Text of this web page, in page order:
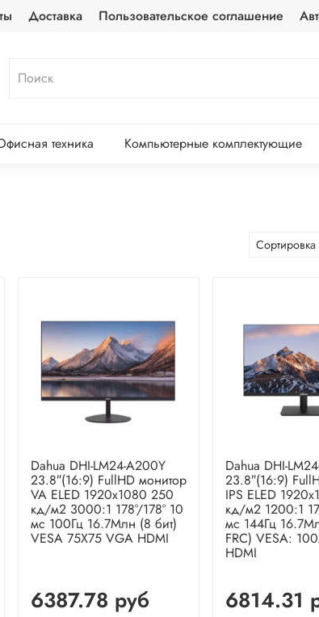
Доставка Пользовательское соглашение
техника Компьютерные комплектующие
Dahua DHI-LM24-A200Y
23.8″(16:9) FullHD монитор
VA ELED 1920x1080 250
кд/м2 3000:1 178°/178° 10
мс 100Гц 16.7Млн (8 бит)
VESA 75X75 VGA HDMI
6387.78 руб
Dahua DHI-
23.8″(16:9)
IPS ELED
кд/м2 1200:1
мс 144Гц
FRC) VESA:
HDMI
6814.31